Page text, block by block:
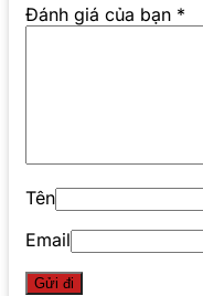
Đánh giá của bạn *
Tên
Email